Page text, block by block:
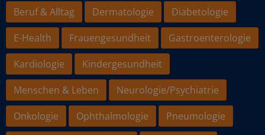
Beruf & Alltag
Dermatologie
Diabetologie
E-Health
Frauengesundheit
Gastroenterologie
Kardiologie
Kindergesundheit
Menschen & Leben
Neurologie/Psychiatrie
Onkologie
Ophthalmologie
Pneumologie